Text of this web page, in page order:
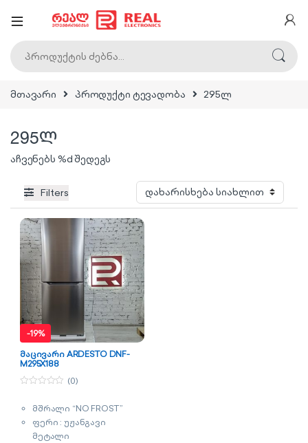
მთავარი პროდუქტი ტევადობა 295ლ
295ლ
აჩვენებს %d შედეგს
Filters
-19%
მაცივარი ARDESTO DNF-
M295X188
u
o
(0)
მშრალი “NO FROST”
ფერი : უჟანგავი
მეტალი